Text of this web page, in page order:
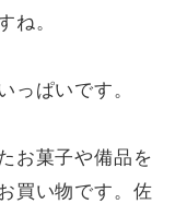
ね。
っぱいです。
お菓子や備品を
買い物です。佐